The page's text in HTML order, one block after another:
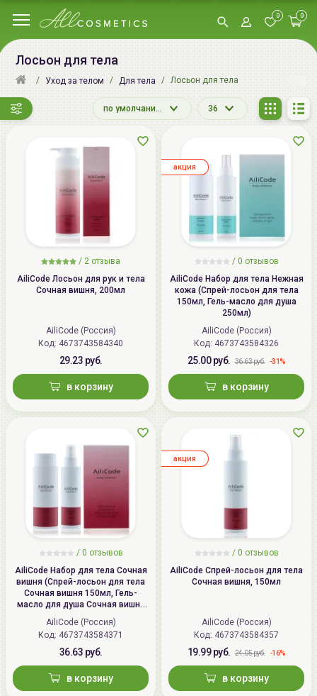
0 0
Лосьон для тела
Уход за телом Для тела Лосьон для тела
по умолчанию 36
/ 2 отзыва
AiliCode Лосьон для рук и тела
Сочная вишня, 200мл
AiliCode (Россия)
Код: 4673743584340
29.23 руб.
в корзину
/ 0 отзывов
AiliCode Набор для тела Нежная
кожа (Спрей-лосьон для тела
150мл, Гель-масло для душа
250мл)
AiliCode (Россия)
Код: 4673743584326
25.00 руб. 36.63 руб. -31%
в корзину
aкция
/ 0 отзывов
AiliCode Набор для тела Сочная
вишня (Спрей-лосьон для тела
Сочная вишня 150мл, Гель-
масло для душа Сочная вишня
250мл)
AiliCode (Россия)
Код: 4673743584371
36.63 руб.
в корзину
/ 0 отзывов
AiliCode Спрей-лосьон для тела
Сочная вишня, 150мл
AiliCode (Россия)
Код: 4673743584357
19.99 руб. 24.05 руб. -16%
в корзину
aкция